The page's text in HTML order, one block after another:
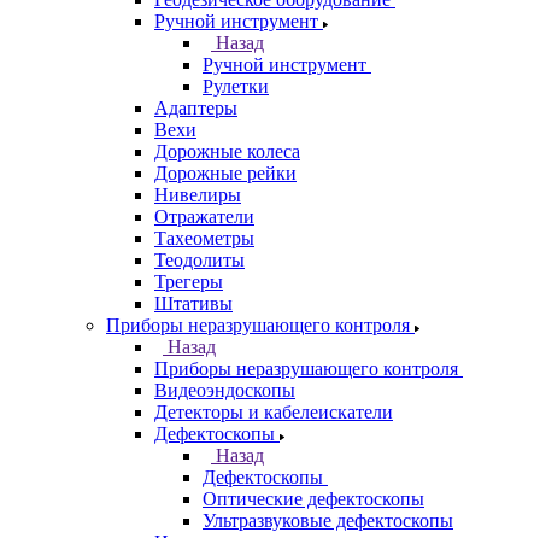
Ручной инструмент
Назад
Ручной инструмент
Рулетки
Адаптеры
Вехи
Дорожные колеса
Дорожные рейки
Нивелиры
Отражатели
Тахеометры
Теодолиты
Трегеры
Штативы
Приборы неразрушающего контроля
Назад
Приборы неразрушающего контроля
Видеоэндоскопы
Детекторы и кабелеискатели
Дефектоскопы
Назад
Дефектоскопы
Оптические дефектоскопы
Ультразвуковые дефектоскопы